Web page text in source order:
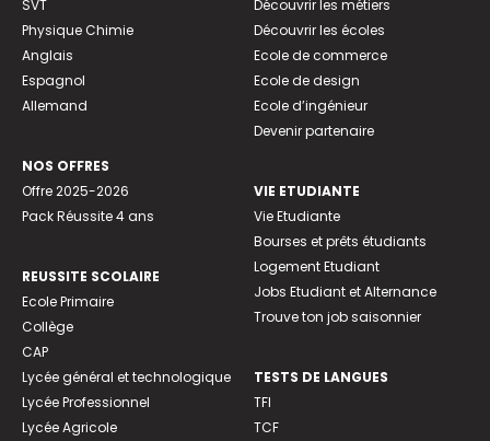
SVT
Physique Chimie
Anglais
Espagnol
Allemand
NOS OFFRES
Offre 2025-2026
Pack Réussite 4 ans
REUSSITE SCOLAIRE
Ecole Primaire
Collège
CAP
Lycée général et technologique
Lycée Professionnel
Lycée Agricole
Découvrir les métiers
Découvrir les écoles
Ecole de commerce
Ecole de design
Ecole d’ingénieur
Devenir partenaire
VIE ETUDIANTE
Vie Etudiante
Bourses et prêts étudiants
Logement Etudiant
Jobs Etudiant et Alternance
Trouve ton job saisonnier
TESTS DE LANGUES
TFI
TCF